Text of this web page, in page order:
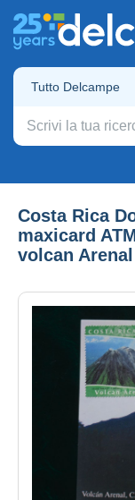
Tutto Delcampe
Costa Rica
maxicard
volcan